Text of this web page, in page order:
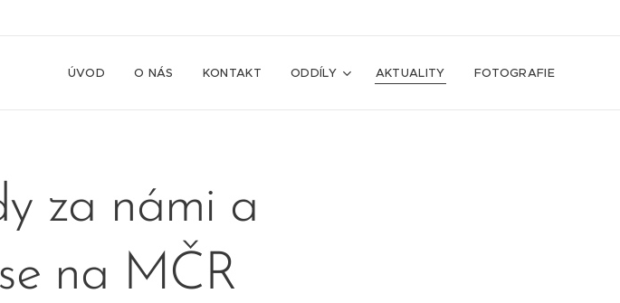
ÚVOD O NÁS KONTAKT ODDÍLY AKTUALITY FOTOGRAFIE
za námi a
na MČR